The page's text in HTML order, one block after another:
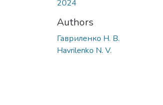
2024
Authors
Гавриленко Н. В.
Havrilenko N. V.